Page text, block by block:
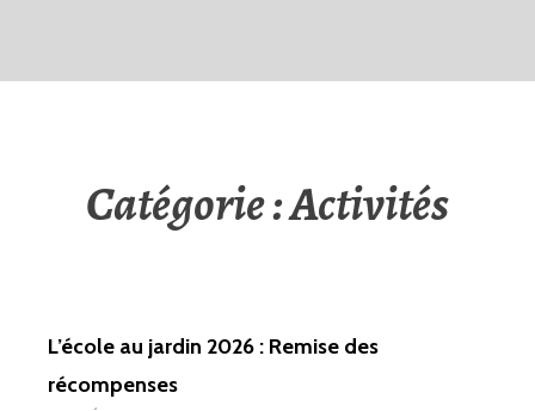
Catégorie :Activités
L’école au jardin 2026 : Remise des
récompenses